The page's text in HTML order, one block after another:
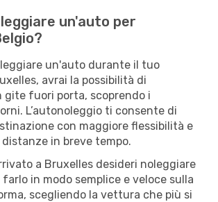
un'auto per
un'auto durante il tuo
avrai la possibilità di
fuori porta, scoprendo i
L’autonoleggio ti consente di
con maggiore flessibilità e
in breve tempo.
a Bruxelles desideri noleggiare
in modo semplice e veloce sulla
scegliendo la vettura che più si